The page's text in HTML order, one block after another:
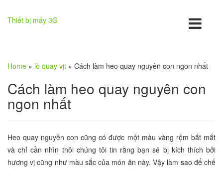
Thiết bị máy 3G
Home » lò quay vịt » Cách làm heo quay nguyên con ngon nhất
Cách làm heo quay nguyên con
ngon nhất
Heo quay nguyên con cũng có được một màu vàng rộm bắt mắt
và chỉ cần nhìn thôi chúng tôi tin rằng bạn sẽ bị kích thích bởi
hương vị cũng như màu sắc của món ăn này. Vậy làm sao để chế